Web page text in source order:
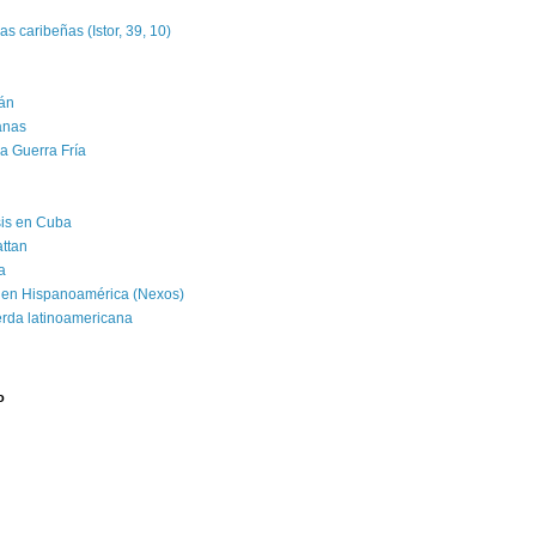
caribeñas (Istor, 39, 10)
Guerra Fría
en Cuba
Hispanoamérica (Nexos)
latinoamericana